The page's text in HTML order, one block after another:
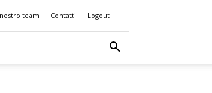
team Contatti Logout